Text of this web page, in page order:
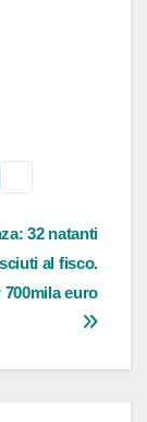
32 natanti
al fisco.
euro